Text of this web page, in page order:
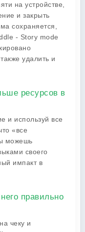
на устройстве,
и закрыть
сохраняется,
- Story mode
удалить и
ресурсов в
и используй все
«все
можешь
своего
импакт в
правильно
чеку и